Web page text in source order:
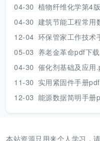
04-30 植物纤维化学第4
04-30 建筑节能工程常用数
12-04 环保管家工作技术
05-03 养老金革命pdf下
04-30 催化剂基础及应用.pdf
11-30 实用紧固件手册
12-03 能源数据简明手册
本站资源只用来个人学习，